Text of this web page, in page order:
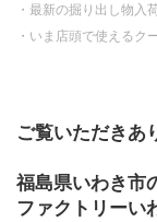
・最新の掘り出し物入
・いま店頭で使えるク
ご覧いただきあ
福島県いわき市
ファクトリーい